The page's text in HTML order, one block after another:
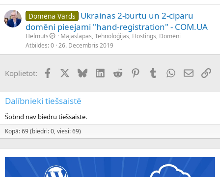
Domēna Vārds
Ukrainas 2-burtu un 2-ciparu
domēni pieejami "hand-registration" - COM.UA
Helmuts
Mājaslapas, Tehnoloģijas, Hostings, Domēni
Atbildes 0 26. Decembris 2019
Koplietot: FacebookX (Twitter)
BlueskyLinkedInReddit PinterestTumblrWhatsApp
E-pasts
Dalībnieki tiešsaistē
Šobrīd nav biedru tiešsaistē.
Kopā: 69 (biedri: 0, viesi: 69)